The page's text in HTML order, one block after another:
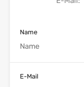
Name
E-Mail